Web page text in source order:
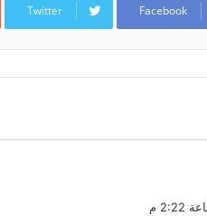
Facebook
Twitter